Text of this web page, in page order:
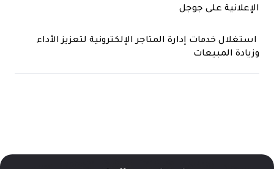
الإعلانية على جوجل
استغلال خدمات إدارة المتاجر الإلكترونية لتعزيز الأداء
وزيادة المبيعات